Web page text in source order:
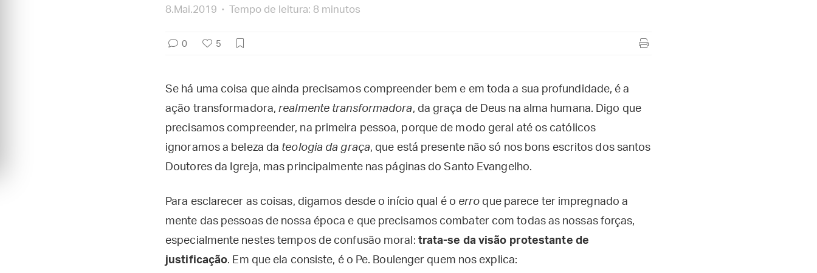
8.Mai.2019
Tempo de leitura: 8 minutos
0 5
Se há uma coisa que ainda precisamos compreender bem e em toda a sua profundidade, é a
ação transformadora,realmente transformadora, da graça de Deus na alma humana. Digo que
precisamos compreender, na primeira pessoa, porque de modo geral até os católicos
ignoramos a beleza da teologia da graça, que está presente não só nos bons escritos dos santos
Doutores da Igreja, mas principalmente nas páginas do Santo Evangelho.
Para esclarecer as coisas, digamos desde o início qual é o erro que parece ter impregnado a
mente das pessoas de nossa época e que precisamos combater com todas as nossas forças,
especialmente nestes tempos de confusão moral: trata-se da visão protestante de
justificação. Em que ela consiste, é o Pe. Boulenger quem nos explica: